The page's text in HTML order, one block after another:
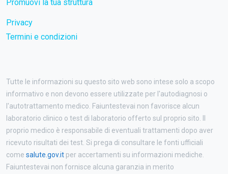
Promuovi la tua struttura
Privacy
Termini e condizioni
Tutte le informazioni su questo sito web sono intese solo a scopo
informativo e non devono essere utilizzate per l'autodiagnosi o
l'autotrattamento medico. Faiuntestevai non favorisce alcun
laboratorio clinico o test di laboratorio offerto sul proprio sito. Il
proprio medico è responsabile di eventuali trattamenti dopo aver
ricevuto risultati dei test. Si prega di consultare le fonti ufficiali
come salute.gov.it per accertamenti su informazioni mediche.
Faiuntestevai non fornisce alcuna garanzia in merito